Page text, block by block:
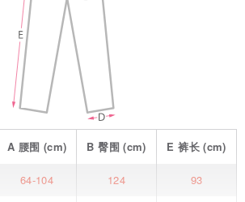
A 腰围 (cm) B臀围 (cm) E裤长(cm)
64-104 124 93